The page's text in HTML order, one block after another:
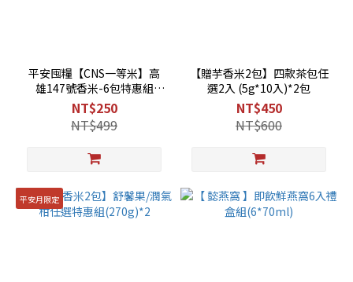
平安囤糧【CNS一等米】高
雄147號香米-6包特惠組
(250gx6)
NT$250
NT$499
【贈芋香米2包】四款茶包任
選2入 (5g*10入)*2包
NT$450
NT$600
平安月限定